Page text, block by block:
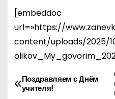
[embeddoc
url=»https://
content/uploads/2025/
НПоздравляем с Днём
учителя!